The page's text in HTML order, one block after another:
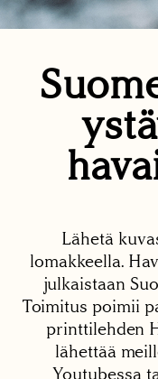
Lähetä
lomakkeella.
julkaistaan
Toimitus poimii
printtilehden
lähettää
Youtubessa